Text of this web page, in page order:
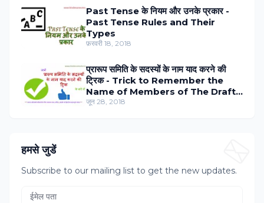
Past Tense के नियम और उनके प्रकार -
Past Tense Rules and Their
Types
फ़रवरी 18, 2018
प्रारूप समिति के सदस्‍यों के नाम याद करने की
ट्रिक - Trick to Remember the
Name of Members of The Draft
Committee in Hindi
जून 28, 2018
हमसे जुडें
Subscribe to our mailing list to get the new updates.